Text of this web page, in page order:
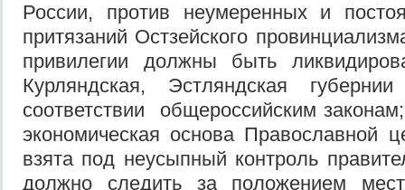
России, против неумеренных и
притязаний Остзейского
привилегии должны быть
Курляндская, Эстляндская
соответствии общероссийским
экономическая основа Православной
взята под неусыпный контроль
должно следить за положением